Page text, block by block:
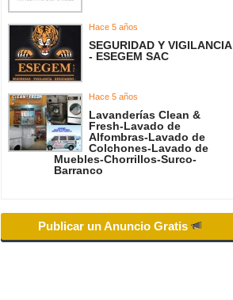
Hace 5 años
SEGURIDAD Y VIGILANCIA
- ESEGEM SAC
Hace 5 años
Lavanderías Clean &
Fresh-Lavado de
Alfombras-Lavado de
Colchones-Lavado de
Muebles-Chorrillos-Surco-
Barranco
Publicar un Anuncio Gratis